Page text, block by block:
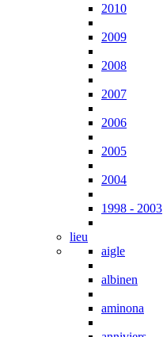
2010
2009
2008
2007
2006
2005
2004
1998 - 2003
lieu
aigle
albinen
aminona